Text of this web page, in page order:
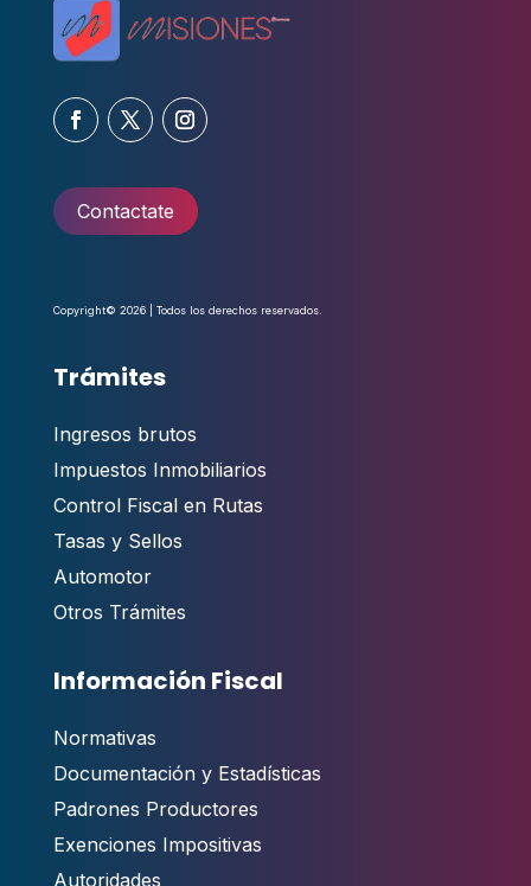
Contactate
Copyright© 2026 | Todos los derechos reservados.
Trámites
Ingresos brutos
Impuestos Inmobiliarios
Control Fiscal en Rutas
Tasas y Sellos
Automotor
Otros Trámites
Información Fiscal
Normativas
Documentación y Estadísticas
Padrones Productores
Exenciones Impositivas
Autoridades